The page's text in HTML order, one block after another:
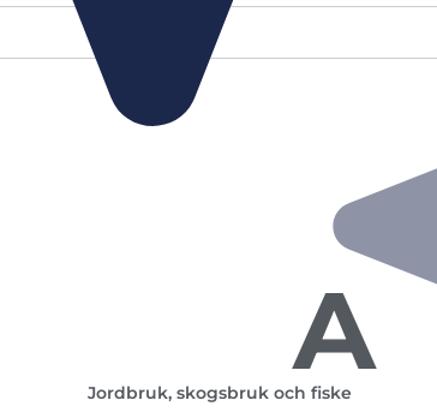
A
Jordbruk, skogsbruk och fiske